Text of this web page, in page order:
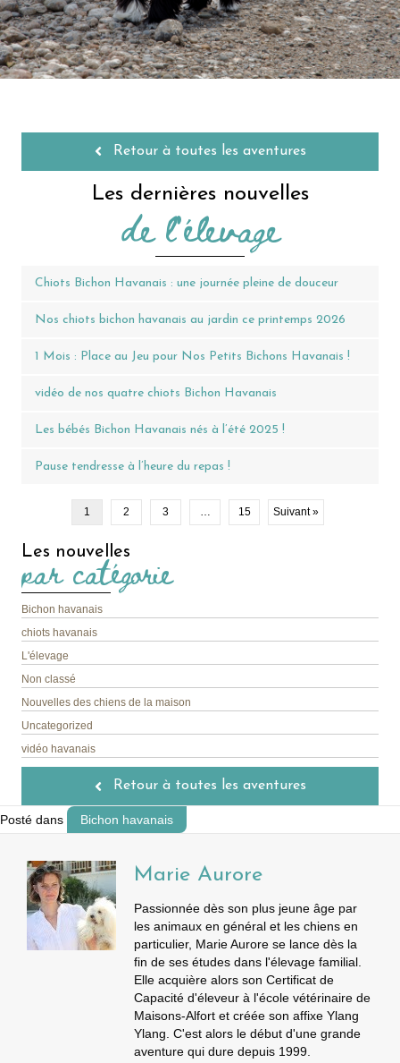
Retour à toutes les aventures
Les dernières nouvelles
de l'élevage
Chiots Bichon Havanais : une journée pleine de douceur
Nos chiots bichon havanais au jardin ce printemps 2026
1 Mois : Place au Jeu pour Nos Petits Bichons Havanais !
vidéo de nos quatre chiots Bichon Havanais
Les bébés Bichon Havanais nés à l’été 2025 !
Pause tendresse à l’heure du repas !
1 2 3 … 15 Suivant »
Les nouvelles
par catégorie
Bichon havanais
chiots havanais
L'élevage
Non classé
Nouvelles des chiens de la maison
Uncategorized
vidéo havanais
Retour à toutes les aventures
Posté dans Bichon havanais
Marie Aurore
Passionnée dès son plus jeune âge par
les animaux en général et les chiens en
particulier, Marie Aurore se lance dès la
fin de ses études dans l'élevage familial.
Elle acquière alors son Certificat de
Capacité d'éleveur à l'école vétérinaire de
Maisons-Alfort et créée son affixe Ylang
Ylang. C'est alors le début d'une grande
aventure qui dure depuis 1999.